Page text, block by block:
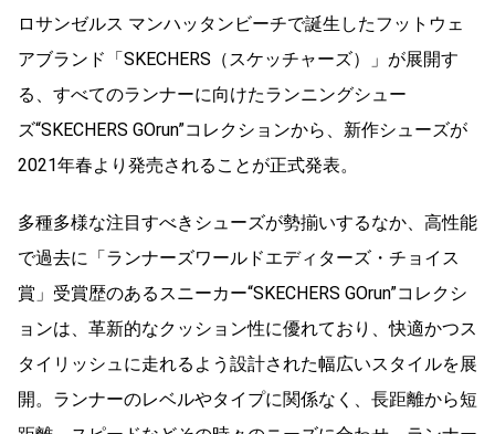
ロサンゼルス マンハッタンビーチで誕生したフットウェ
アブランド「SKECHERS（スケッチャーズ）」が展開す
る、すべてのランナーに向けたランニングシュー
ズ“SKECHERS GOrun”コレクションから、新作シューズが
2021年春より発売されることが正式発表。
多種多様な注目すべきシューズが勢揃いするなか、高性能
で過去に「ランナーズワールドエディターズ・チョイス
賞」受賞歴のあるスニーカー“SKECHERS GOrun”コレクシ
ョンは、革新的なクッション性に優れており、快適かつス
タイリッシュに走れるよう設計された幅広いスタイルを展
開。ランナーのレベルやタイプに関係なく、長距離から短